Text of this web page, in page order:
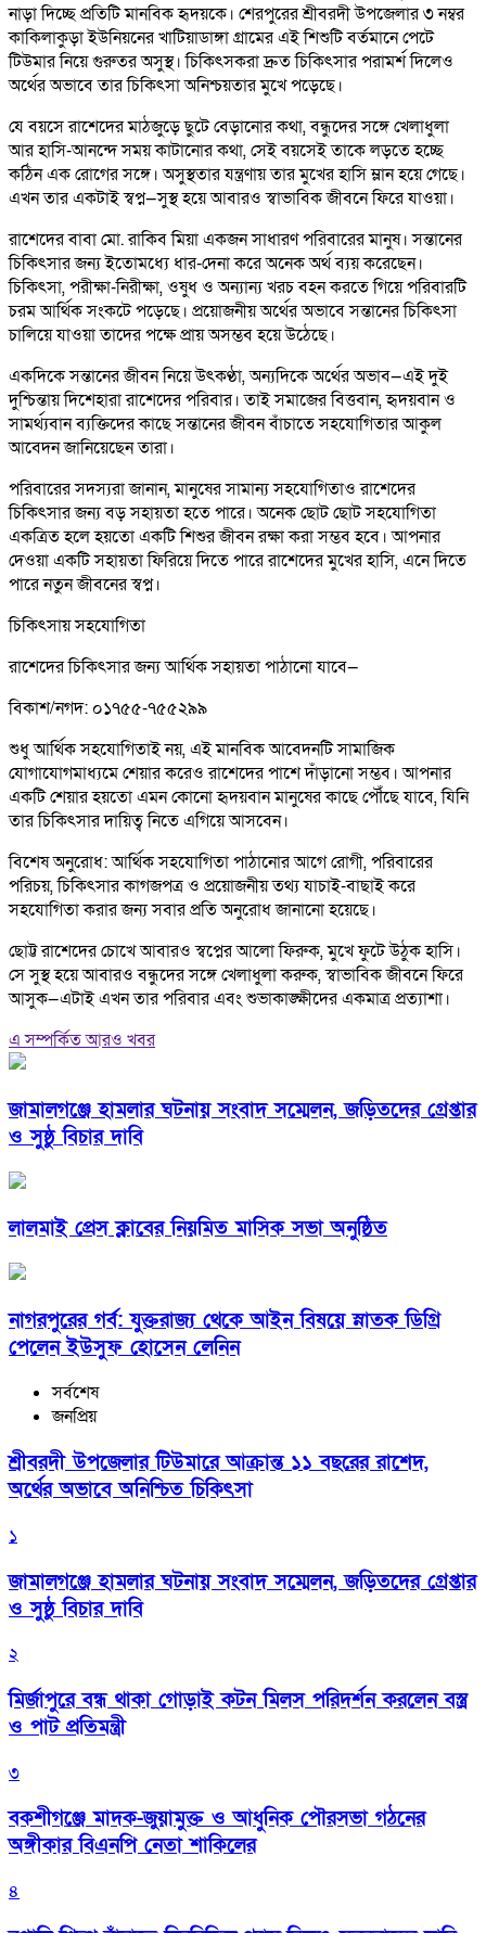
নাড়া দিচ্ছে প্রতিটি মানবিক হৃদয়কে। শেরপুরের শ্রীবরদী উপজেলার ৩ নম্বর
কাকিলাকুড়া ইউনিয়নের খাটিয়াডাঙ্গা গ্রামের এই শিশুটি বর্তমানে পেটে
টিউমার নিয়ে গুরুতর অসুস্থ। চিকিৎসকরা দ্রুত চিকিৎসার পরামর্শ দিলেও
অর্থের অভাবে তার চিকিৎসা অনিশ্চয়তার মুখে পড়েছে।
যে বয়সে রাশেদের মাঠজুড়ে ছুটে বেড়ানোর কথা, বন্ধুদের সঙ্গে খেলাধুলা
আর হাসি-আনন্দে সময় কাটানোর কথা, সেই বয়সেই তাকে লড়তে হচ্ছে
কঠিন এক রোগের সঙ্গে। অসুস্থতার যন্ত্রণায় তার মুখের হাসি ম্লান হয়ে গেছে।
এখন তার একটাই স্বপ্ন—সুস্থ হয়ে আবারও স্বাভাবিক জীবনে ফিরে যাওয়া।
রাশেদের বাবা মো. রাকিব মিয়া একজন সাধারণ পরিবারের মানুষ। সন্তানের
চিকিৎসার জন্য ইতোমধ্যে ধার-দেনা করে অনেক অর্থ ব্যয় করেছেন।
চিকিৎসা, পরীক্ষা-নিরীক্ষা, ওষুধ ও অন্যান্য খরচ বহন করতে গিয়ে পরিবারটি
চরম আর্থিক সংকটে পড়েছে। প্রয়োজনীয় অর্থের অভাবে সন্তানের চিকিৎসা
চালিয়ে যাওয়া তাদের পক্ষে প্রায় অসম্ভব হয়ে উঠেছে।
একদিকে সন্তানের জীবন নিয়ে উৎকণ্ঠা, অন্যদিকে অর্থের অভাব—এই দুই
দুশ্চিন্তায় দিশেহারা রাশেদের পরিবার। তাই সমাজের বিত্তবান, হৃদয়বান ও
সামর্থ্যবান ব্যক্তিদের কাছে সন্তানের জীবন বাঁচাতে সহযোগিতার আকুল
আবেদন জানিয়েছেন তারা।
পরিবারের সদস্যরা জানান, মানুষের সামান্য সহযোগিতাও রাশেদের
চিকিৎসার জন্য বড় সহায়তা হতে পারে। অনেক ছোট ছোট সহযোগিতা
একত্রিত হলে হয়তো একটি শিশুর জীবন রক্ষা করা সম্ভব হবে। আপনার
দেওয়া একটি সহায়তা ফিরিয়ে দিতে পারে রাশেদের মুখের হাসি, এনে দিতে
পারে নতুন জীবনের স্বপ্ন।
চিকিৎসায় সহযোগিতা
রাশেদের চিকিৎসার জন্য আর্থিক সহায়তা পাঠানো যাবে—
বিকাশ/নগদ: ০১৭৫৫-৭৫৫২৯৯
শুধু আর্থিক সহযোগিতাই নয়, এই মানবিক আবেদনটি সামাজিক
যোগাযোগমাধ্যমে শেয়ার করেও রাশেদের পাশে দাঁড়ানো সম্ভব। আপনার
একটি শেয়ার হয়তো এমন কোনো হৃদয়বান মানুষের কাছে পৌঁছে যাবে, যিনি
তার চিকিৎসার দায়িত্ব নিতে এগিয়ে আসবেন।
বিশেষ অনুরোধ: আর্থিক সহযোগিতা পাঠানোর আগে রোগী, পরিবারের
পরিচয়, চিকিৎসার কাগজপত্র ও প্রয়োজনীয় তথ্য যাচাই-বাছাই করে
সহযোগিতা করার জন্য সবার প্রতি অনুরোধ জানানো হয়েছে।
ছোট্ট রাশেদের চোখে আবারও স্বপ্নের আলো ফিরুক, মুখে ফুটে উঠুক হাসি।
সে সুস্থ হয়ে আবারও বন্ধুদের সঙ্গে খেলাধুলা করুক, স্বাভাবিক জীবনে ফিরে
আসুক—এটাই এখন তার পরিবার এবং শুভাকাঙ্ক্ষীদের একমাত্র প্রত্যাশা।
এ সম্পর্কিত আরও খবর
জামালগঞ্জে হামলার ঘটনায় সংবাদ সম্মেলন, জড়িতদের গ্রেপ্তার
ও সুষ্ঠু বিচার দাবি
লালমাই প্রেস ক্লাবের নিয়মিত মাসিক সভা অনুষ্ঠিত
নাগরপুরের গর্ব: যুক্তরাজ্য থেকে আইন বিষয়ে স্নাতক ডিগ্রি
পেলেন ইউসুফ হোসেন লেনিন
সর্বশেষ
জনপ্রিয়
শ্রীবরদী উপজেলার টিউমারে আক্রান্ত ১১ বছরের রাশেদ,
অর্থের অভাবে অনিশ্চিত চিকিৎসা
১
জামালগঞ্জে হামলার ঘটনায় সংবাদ সম্মেলন, জড়িতদের গ্রেপ্তার
ও সুষ্ঠু বিচার দাবি
২
মির্জাপুরে বন্ধ থাকা গোড়াই কটন মিলস পরিদর্শন করলেন বস্ত্র
ও পাট প্রতিমন্ত্রী
৩
বকশীগঞ্জে মাদক-জুয়ামুক্ত ও আধুনিক পৌরসভা গঠনের
অঙ্গীকার বিএনপি নেতা শাকিলের
৪